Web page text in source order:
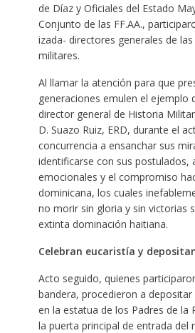
de Díaz y Oficiales del Estado
Conjunto de las FF.AA.,
izada- directores generales de
militares.
Al llamar la atención para que
generaciones emulen el ejemplo
director general de Historia
D. Suazo Ruiz, ERD, durante el
concurrencia a ensanchar sus
identificarse con sus postulados,
emocionales y el compromiso
dominicana, los cuales
no morir sin gloria y sin victorias
extinta dominación haitiana.
Celebran eucaristía y
Acto seguido, quienes
bandera, procedieron a
en la estatua de los Padres de la
la puerta principal de entrada del